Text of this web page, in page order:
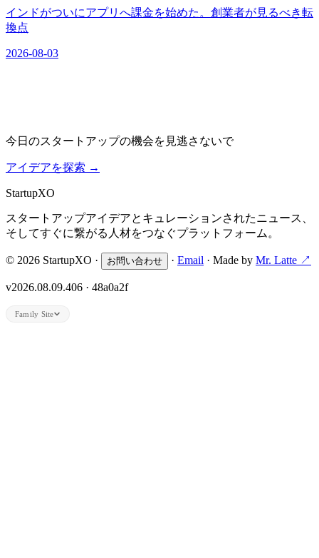
インドがついにアプリへ課金を始めた。創業者が見るべき転
換点
2026-08-03
今日のスタートアップの機会を見逃さないで
アイデアを探索 →
StartupXO
スタートアップアイデアとキュレーションされたニュース、
そしてすぐに繋がる人材をつなぐプラットフォーム。
© 2026 StartupXO · お問い合わせ · Email · Made by Mr. Latte ↗
v2026.08.09.406 · 48a0a2f
Family Site